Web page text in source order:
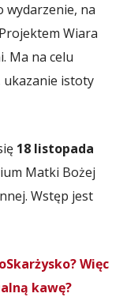
wydarzenie, na
Wiara
Ma na celu
ukazanie istoty
18 listopada
Matki Bożej
Wstęp jest
Więc
kawę?